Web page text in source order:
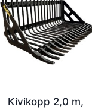
Kivikopp 2,0 m,